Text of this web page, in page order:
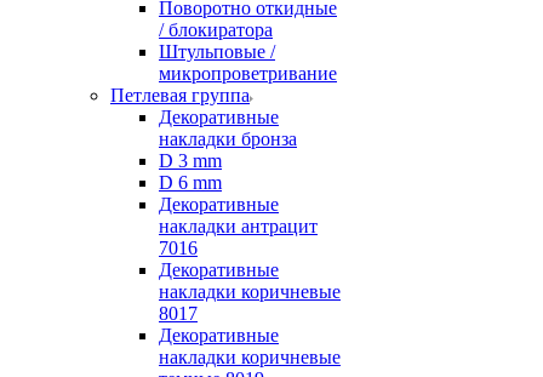
Поворотно откидные
/ блокиратора
Штульповые /
микропроветривание
Петлевая группа
Декоративные
накладки бронза
D 3 mm
D 6 mm
Декоративные
накладки антрацит
7016
Декоративные
накладки коричневые
8017
Декоративные
накладки коричневые